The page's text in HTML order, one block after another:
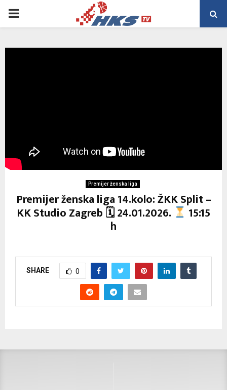
PRIMARY
Premijer ženska liga
Premijer ženska liga 14.kolo: ŽKK Split –
KK Studio Zagreb 🗓 24.01.2026. 15:15
h
SHARE 0